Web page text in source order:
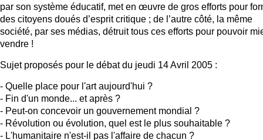
par son système éducatif, met en œuvre de gros efforts pour
des citoyens doués d’esprit critique ; de l’autre côté, la même
société, par ses médias, détruit tous ces efforts pour pouvoir
vendre !
Sujet proposés pour le débat du jeudi 14 Avril 2005 :
- Quelle place pour l'art aujourd'hui ?
- Fin d'un monde... et après ?
- Peut-on concevoir un gouvernement mondial ?
- Révolution ou évolution, quel est le plus souhaitable ?
- L'humanitaire n'est-il pas l'affaire de chacun ?